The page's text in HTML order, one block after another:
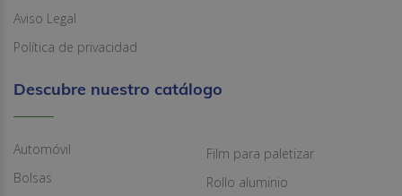
Aviso Legal
Política de privacidad
Descubre nuestro catálogo
Automóvil
Bolsas
Film para paletizar
Rollo aluminio